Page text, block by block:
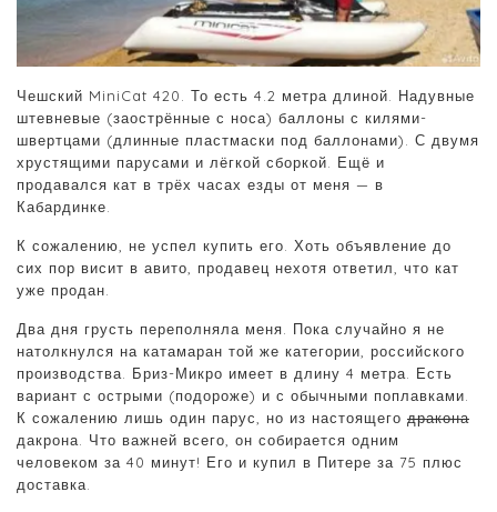
Чешский MiniCat 420. То есть 4.2 метра длиной. Надувные
штевневые (заострённые с носа) баллоны с килями-
швертцами (длинные пластмаски под баллонами). С двумя
хрустящими парусами и лёгкой сборкой. Ещё и
продавался кат в трёх часах езды от меня — в
Кабардинке.
К сожалению, не успел купить его. Хоть объявление до
сих пор висит в авито, продавец нехотя ответил, что кат
уже продан.
Два дня грусть переполняла меня. Пока случайно я не
натолкнулся на катамаран той же категории, российского
производства. Бриз-Микро имеет в длину 4 метра. Есть
вариант с острыми (подороже) и с обычными поплавками.
К сожалению лишь один парус, но из настоящего дракона
дакрона. Что важней всего, он собирается одним
человеком за 40 минут! Его и купил в Питере за 75 плюс
доставка.